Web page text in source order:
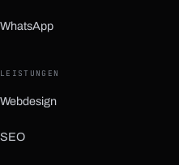
WhatsApp
(öffnet in neuem Tab)
LEISTUNGEN
Webdesign
SEO